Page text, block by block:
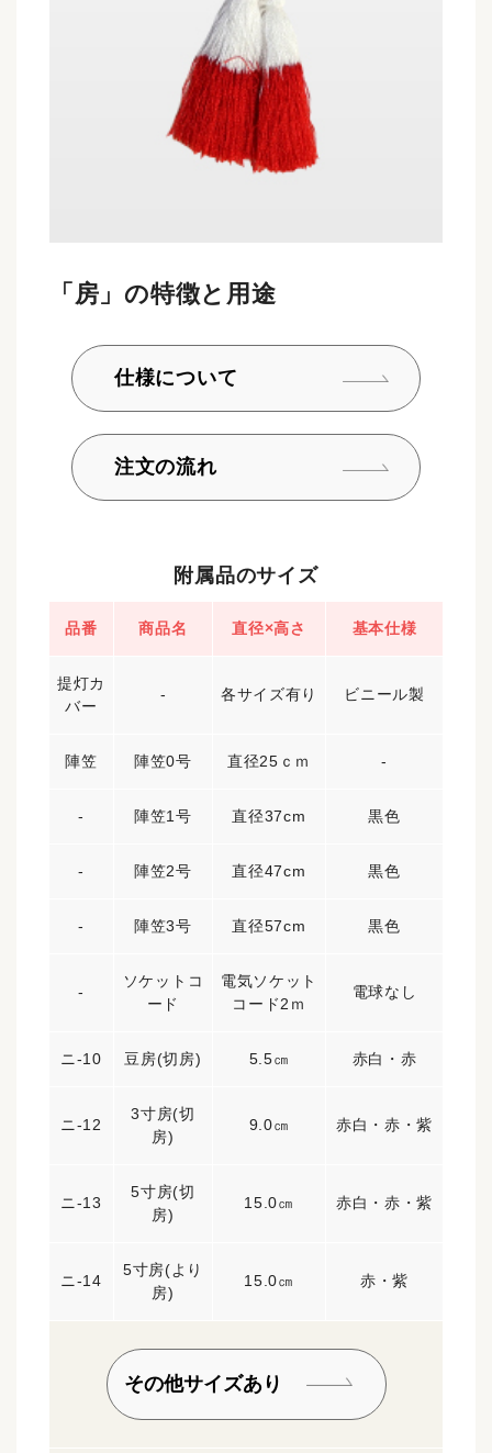
「房」の特徴と用途
仕様について
注文の流れ
附属品のサイズ
品番 商品名 直径×高さ 基本仕様
提灯カ
バー
- 各サイズ有り ビニール製
陣笠 陣笠0号 直径25ｃｍ -
- 陣笠1号 直径37cm 黒色
- 陣笠2号 直径47cm 黒色
- 陣笠3号 直径57cm 黒色
-
ソケットコ
ード
電気ソケット
コード2ｍ
電球なし
ニ-10 豆房(切房) 5.5㎝ 赤白・赤
ニ-12
3寸房(切
房)
9.0㎝ 赤白・赤・紫
ニ-13
5寸房(切
房)
15.0㎝ 赤白・赤・紫
ニ-14
5寸房(より
房)
15.0㎝ 赤・紫
その他サイズあり